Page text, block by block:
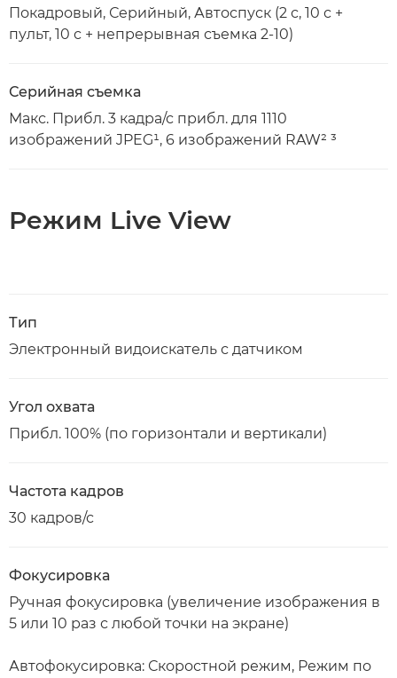
Покадровый, Серийный, Автоспуск (2 с, 10 с +
пульт, 10 с + непрерывная съемка 2-10)
Серийная съемка
Макс. Прибл. 3 кадра/с прибл. для 1110
изображений JPEG¹, 6 изображений RAW² ³
Режим Live View
Тип
Электронный видоискатель с датчиком
Угол охвата
Прибл. 100% (по горизонтали и вертикали)
Частота кадров
30 кадров/с
Фокусировка
Ручная фокусировка (увеличение изображения в
5 или 10 раз с любой точки на экране)
Автофокусировка: Скоростной режим, Режим по